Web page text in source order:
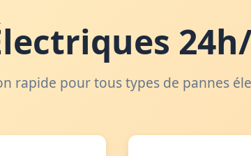
rapide pour tous types de pannes